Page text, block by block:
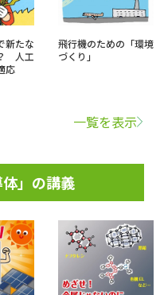
新たな
人工
応
飛行機のための「環境
づくり」
一覧を表示
」の講義